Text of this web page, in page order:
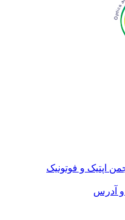
و فوتونیک
آدرس